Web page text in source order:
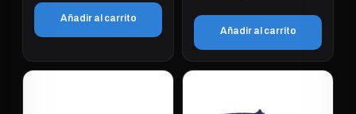
Añadir al carrito
Añadir al carrito